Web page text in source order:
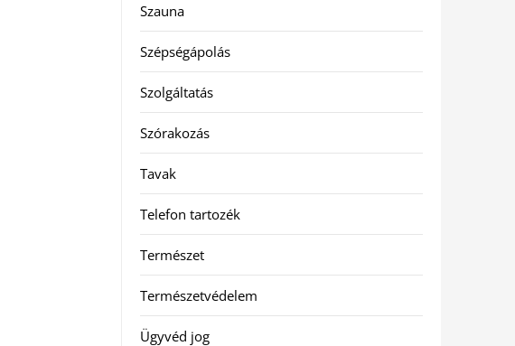
Szauna
Szépségápolás
Szolgáltatás
Szórakozás
Tavak
Telefon tartozék
Természet
Természetvédelem
Ügyvéd jog